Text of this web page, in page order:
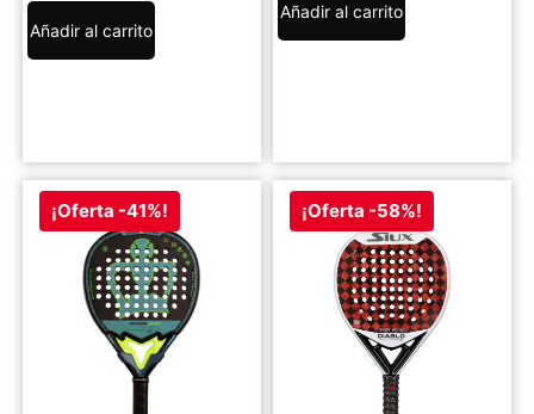
Añadir al carrito
Añadir al carrito
¡Oferta -41%! ¡Oferta -58%!